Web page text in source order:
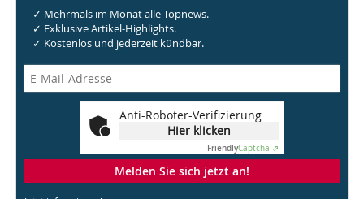
✓ Mehrmals im Monat alle Topnews.
✓ Exklusive Artikel-Highlights.
✓ Kostenlos und jederzeit kündbar.
Anti-Roboter-Verifizierung
Hier klicken
FriendlyCaptcha ⇗
Melden Sie sich jetzt an!